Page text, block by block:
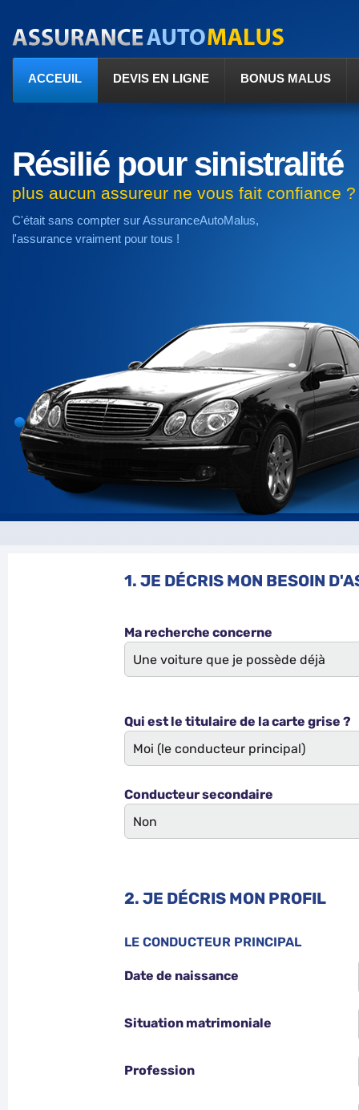
ACCEUIL DEVIS EN LIGNE BONUS MALUS
Résilié pour sinistralité
plus aucun assureur ne vous fait confiance ?
C'était sans compter sur AssuranceAutoMalus,
l'assurance vraiment pour tous !